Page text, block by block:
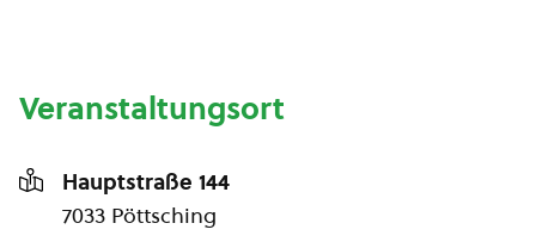
Veranstaltungsort
Hauptstraße 144
7033 Pöttsching